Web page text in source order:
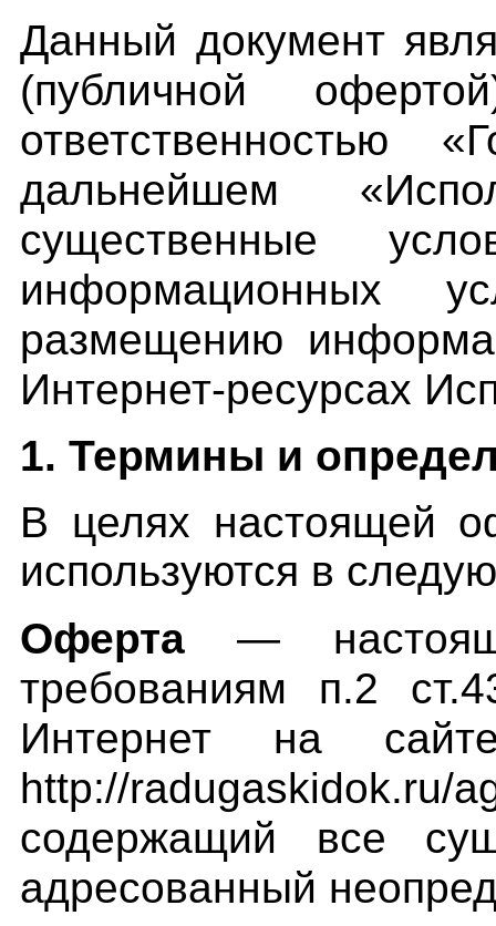
Данный документ
(публичной
ответственностью
дальнейшем
существенные
информационных
размещению
Интернет-ресурсах
1. Термины и
В целях настоящей
используются в
Оферта —
требованиям п.2
Интернет на
http://radugaskidok.ru/
содержащий все
адресованный